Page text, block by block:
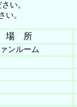
い。
い。
場 所
ンルーム